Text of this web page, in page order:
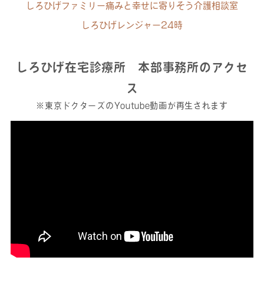
しろひげファミリー痛みと幸せに寄りそう介護相談室
しろひげレンジャー24時
しろひげ在宅診療所 本部事務所のアクセ
ス
※東京ドクターズのYoutube動画が再生されます